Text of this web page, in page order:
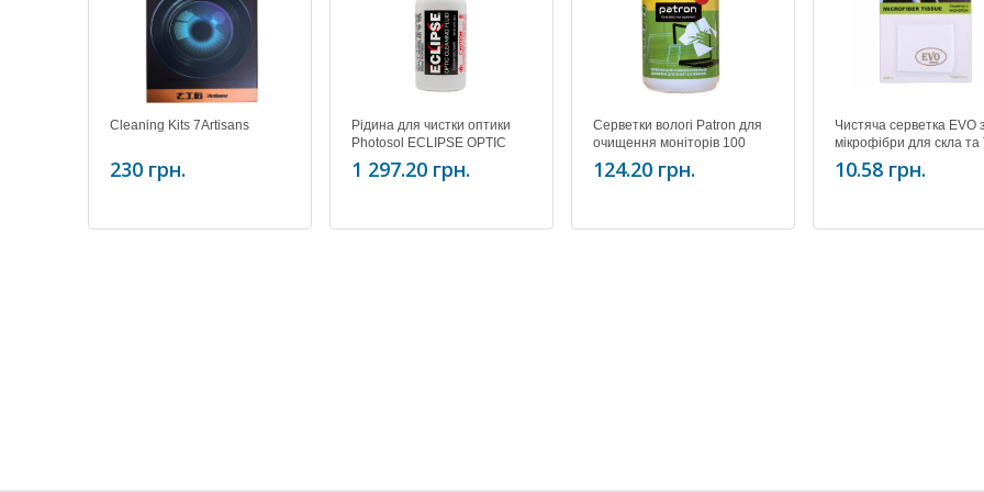
Cleaning Kits 7Artisans
230 грн.
Рідина для чистки оптики
Photosol ECLIPSE OPTIC
CLEANER 2 oz. (59 ML)
1 297.20 грн.
Серветки вологі Patron для
очищення моніторів 100
штук, туба F3-027
124.20 грн.
Чистяча серветка EVO з
мікрофібри для скла та
& LCD моніторів. 1 шт
10.58 грн.